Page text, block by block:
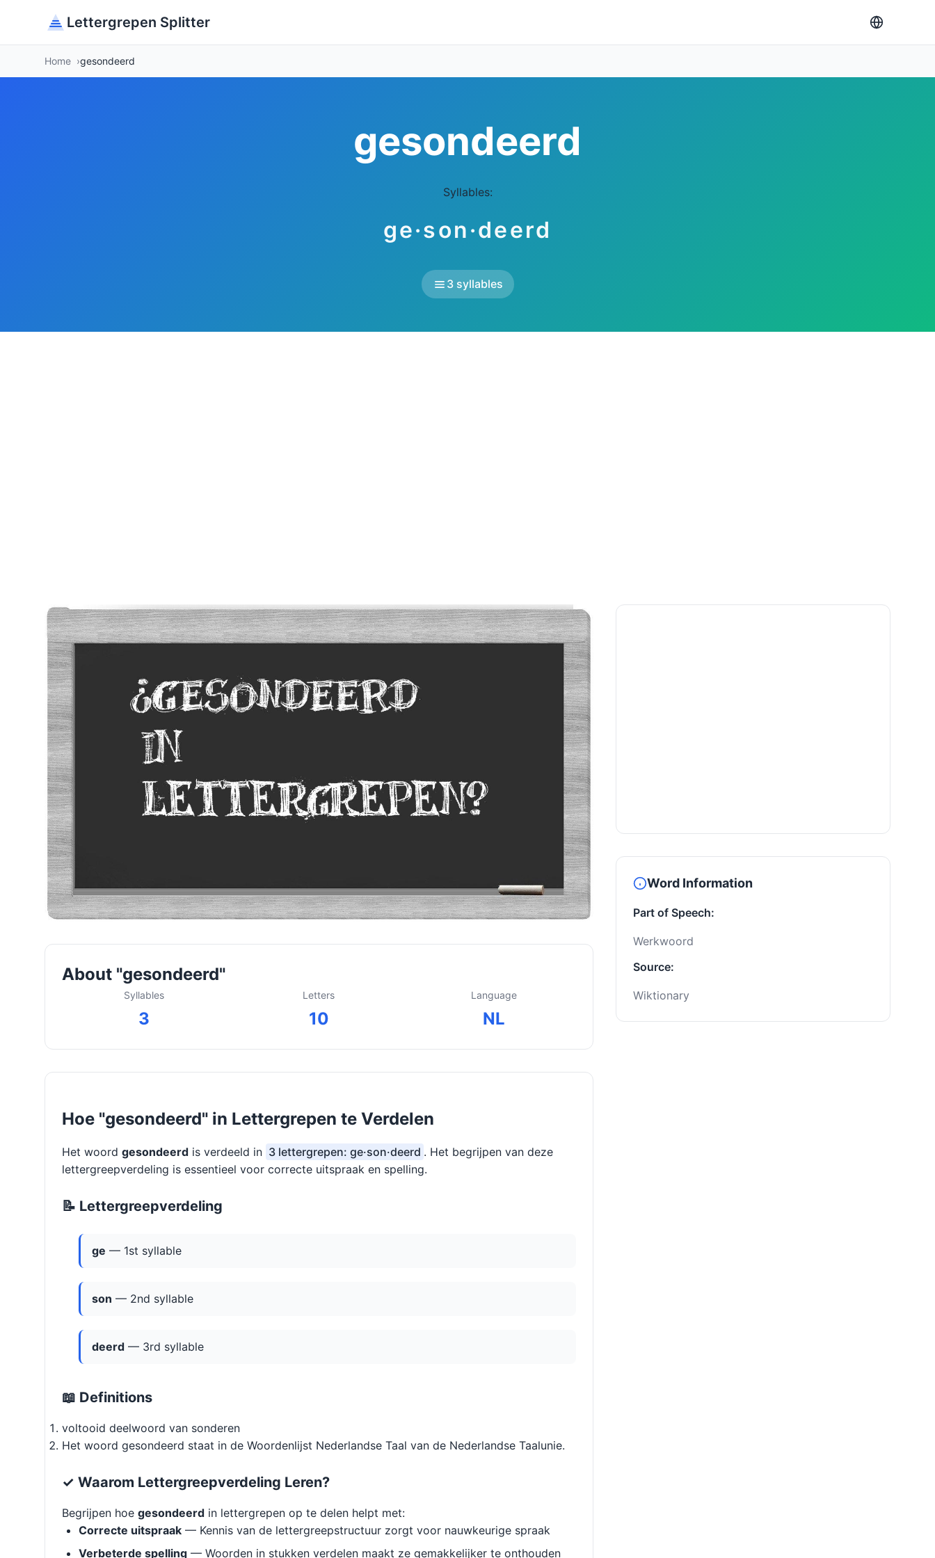
Lettergrepen Splitter
Home gesondeerd
gesondeerd
Syllables:
ge·son·deerd
3 syllables
About "gesondeerd"
Syllables
3
Letters
10
Language
NL
Hoe "gesondeerd" in Lettergrepen te Verdelen
Het woord gesondeerd is verdeeld in 3 lettergrepen: ge·son·deerd . Het begrijpen van deze
lettergreepverdeling is essentieel voor correcte uitspraak en spelling.
📝 Lettergreepverdeling
ge — 1st syllable
son — 2nd syllable
deerd — 3rd syllable
📖 Definitions
voltooid deelwoord van sonderen
Het woord gesondeerd staat in de Woordenlijst Nederlandse Taal van de Nederlandse Taalunie.
✓ Waarom Lettergreepverdeling Leren?
Begrijpen hoe gesondeerd in lettergrepen op te delen helpt met:
Correcte uitspraak — Kennis van de lettergreepstructuur zorgt voor nauwkeurige spraak
Verbeterde spelling — Woorden in stukken verdelen maakt ze gemakkelijker te onthouden
Word Information
Part of Speech:
Werkwoord
Source:
Wiktionary